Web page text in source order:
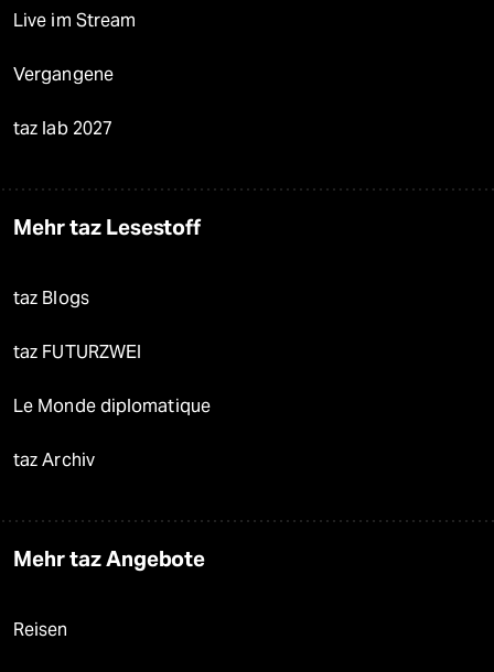
Live im Stream
Vergangene
taz lab 2027
Mehr taz Lesestoff
taz Blogs
taz FUTURZWEI
Le Monde diplomatique
taz Archiv
Mehr taz Angebote
Reisen